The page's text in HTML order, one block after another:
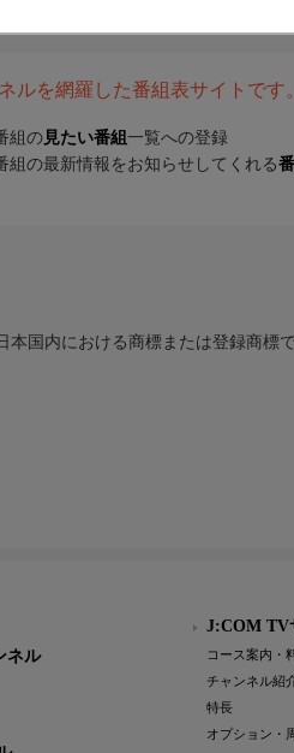
ルを網羅した番組表サイトです。
組の 見たい番組 一覧への登録
組の最新情報をお知らせしてくれる
国内における商標または登録商標で
ネル
J:COM TV
コース案内・
チャンネル紹
特長
オプション・